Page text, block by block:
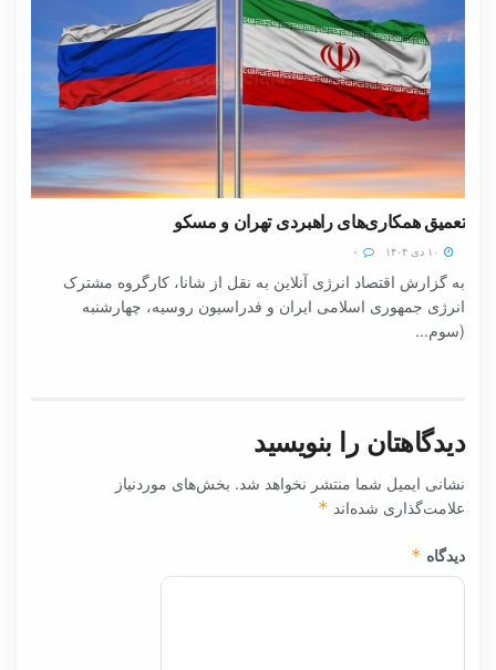
تعمیق همکاری‌های راهبردی تهران و مسکو
به گزارش اقتصاد انرژی آنلاین به نقل از شانا، کارگروه مشترک
انرژی جمهوری اسلامی ایران و فدراسیون روسیه، چهارشنبه
(سوم...
دیدگاهتان را بنویسید
نشانی ایمیل شما منتشر نخواهد شد. بخش‌های موردنیاز
علامت‌گذاری شده‌اند *
دیدگاه *